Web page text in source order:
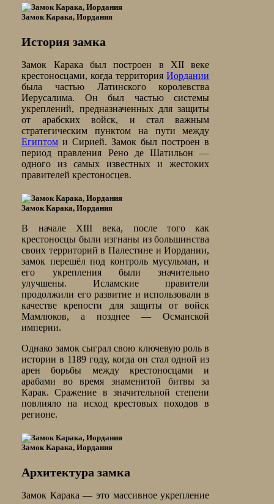
Замок Карака, Иордания
История замка
Замок Карака был построен в XII веке
крестоносцами, когда территорияИордании
была частью Латинского королевства
Иерусалима. Он был частью системы
укреплений, предназначенных для защиты
от арабских войск, и стал важным
стратегическим пунктом на пути между
Египтом и Сирией. Замок был построен в
период правления Рено де Шатильон —
одного из самых известных и жестоких
правителей крестоносцев.
Замок Карака, Иордания
В начале XIII века, после того как
крестоносцы были изгнаны из большинства
своих территорий в Палестине и Иордании,
замок перешёл под контроль мусульман, и
его укрепления были значительно
улучшены. Исламские правители
продолжили его развитие и использовали в
качестве крепости для защиты от войск
Мамлюков, а позднее — Османской
империи.
Однако замок сыграл свою ключевую роль в
истории в 1189 году, когда он стал одной из
арен борьбы между крестоносцами и
арабами во время знаменитой битвы за
Карак. Сражение в значительной степени
повлияло на исход крестовых походов в
регионе.
Замок Карака, Иордания
Архитектура замка
Замок Карака — это массивное укрепление